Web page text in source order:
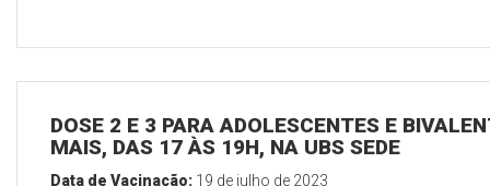
DOSE 2 E 3 PARA ADOLESCENTES E
MAIS, DAS 17 ÀS 19H, NA UBS SEDE
Data de Vacinação: 19 de julho de 2023